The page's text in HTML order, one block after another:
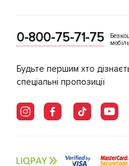
0-800-75-71-75
Будьте першим хто
спеціальні пропозиції